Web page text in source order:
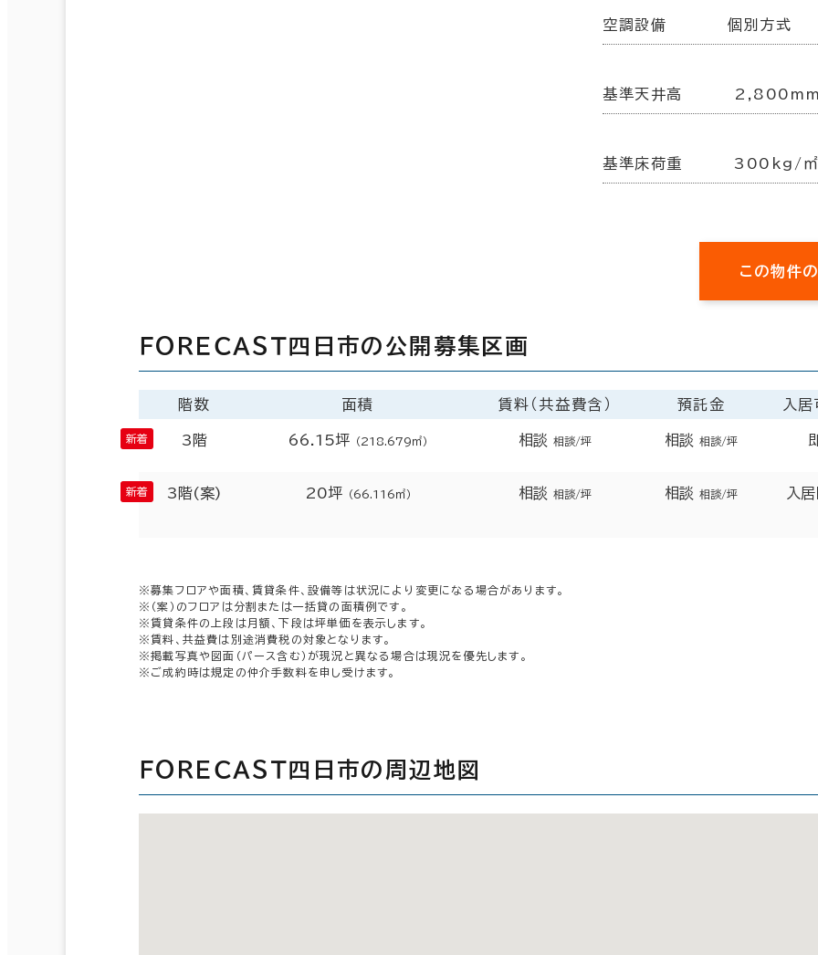
空調設備 個別方式
基準天井高
基準床荷重 300kg/
この物件
ＦＯＲＥＣＡＳＴ四日市の公開募集区画
階数 面積 賃料（共益費含） 預託金 入
3階 66.15坪 （218.679㎡） 相談 相談/坪 相談 相談/坪
3階(案) 20坪 （66.116㎡） 相談 相談/坪 相談 相談/坪 入
※募集フロアや面積、賃貸条件、設備等は状況により変更になる場合があります。
※（案）のフロアは分割または一括貸の面積例です。
※賃貸条件の上段は月額、下段は坪単価を表示します。
※賃料、共益費は別途消費税の対象となります。
※掲載写真や図面（パース含む）が現況と異なる場合は現況を優先します。
※ご成約時は規定の仲介手数料を申し受けます。
ＦＯＲＥＣＡＳＴ四日市の周辺地図